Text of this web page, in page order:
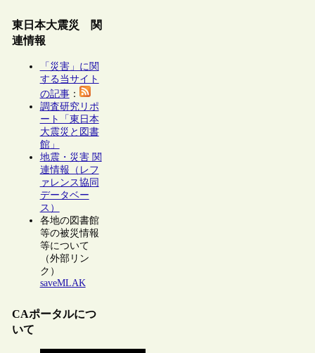
東日本大震災 関
連情報
「災害」に関
する当サイト
の記事：
調査研究リポ
ート「東日本
大震災と図書
館」
地震・災害 関
連情報（レフ
ァレンス協同
データベー
ス）
各地の図書館
等の被災情報
等について
（外部リン
ク）
saveMLAK
CAポータルにつ
いて